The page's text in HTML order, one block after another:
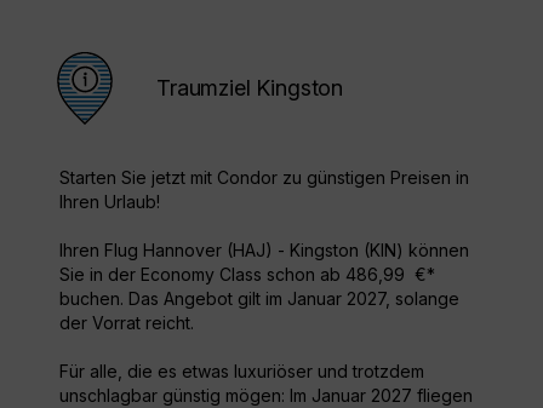
Traumziel Kingston
Starten Sie jetzt mit Condor zu günstigen Preisen in
Ihren Urlaub!
Ihren Flug Hannover (HAJ) - Kingston (KIN) können
Sie in der Economy Class schon ab 486,99 €*
buchen. Das Angebot gilt im Januar 2027, solange
der Vorrat reicht.
Für alle, die es etwas luxuriöser und trotzdem
unschlagbar günstig mögen: Im Januar 2027 fliegen